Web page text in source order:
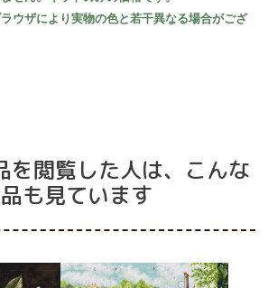
ウザにより実物の色と若干異なる場合がござ
を閲覧した人は、こんな
も見ています